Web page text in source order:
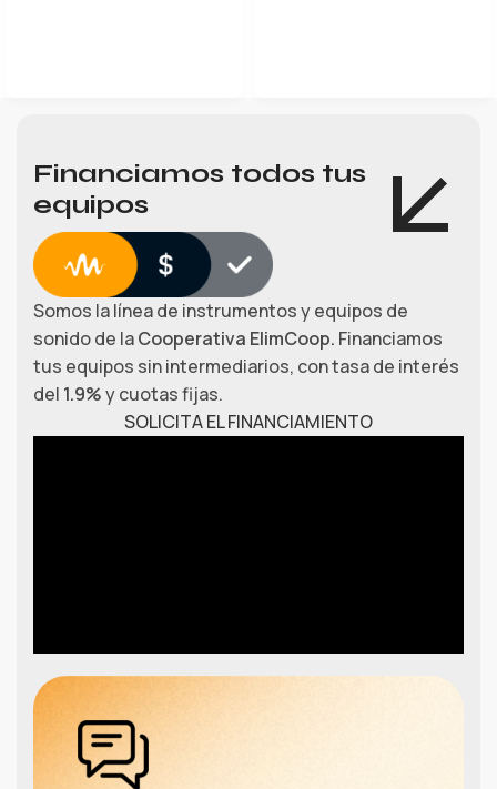
Financiamos todos tus
equipos
Somos la línea de instrumentos y equipos de
sonido de laCooperativa ElimCoop. Financiamos
tus equipos sin intermediarios, con tasa de interés
del 1.9%y cuotas fijas.
SOLICITA EL FINANCIAMIENTO